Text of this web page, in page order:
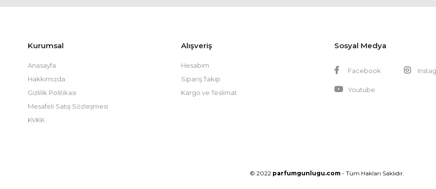
Kurumsal
Anasayfa
Hakkımızda
Gizlilik Politikası
Mesafeli Satış Sözleşmesi
KVKK
Alışveriş
Hesabım
Sipariş Takip
Kargo ve Teslimat
Sosyal Medya
Facebook
Youtube
© 2022 parfumgunlugu.com - Tüm Hakları Saklıdır.